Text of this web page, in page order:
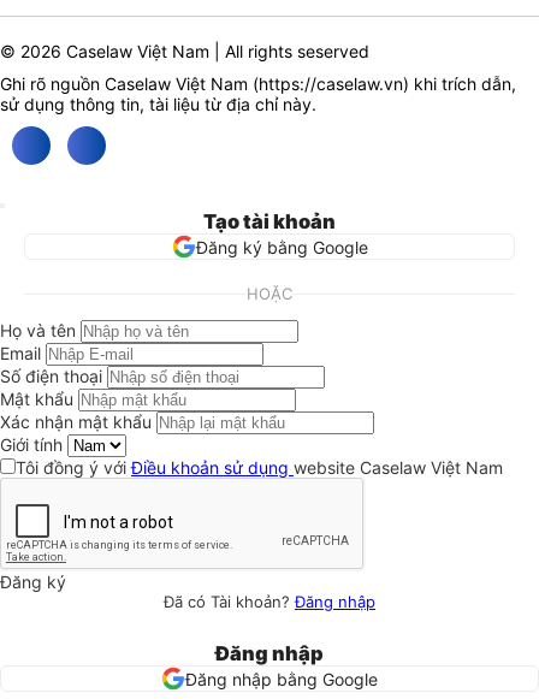
© 2026 Caselaw Việt Nam | All rights seserved
Ghi rõ nguồn Caselaw Việt Nam (https://caselaw.vn) khi trích dẫn,
sử dụng thông tin, tài liệu từ địa chỉ này.
Tạo tài khoản
Đăng ký bằng Google
HOẶC
Họ và tên
Email
Số điện thoại
Mật khẩu
Xác nhận mật khẩu
Giới tính
Tôi đồng ý vớiĐiều khoản sử dụng website Caselaw Việt Nam
Đăng ký
Đã có Tài khoản?Đăng nhập
Đăng nhập
Đăng nhập bằng Google